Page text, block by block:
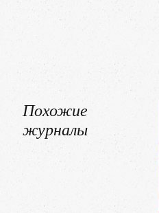
Похожие
журналы